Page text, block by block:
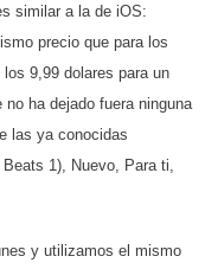
similar a la de iOS:
precio que para los
9,99 dolares para un
ha dejado fuera ninguna
las ya conocidas
1), Nuevo, Para ti,
y utilizamos el mismo